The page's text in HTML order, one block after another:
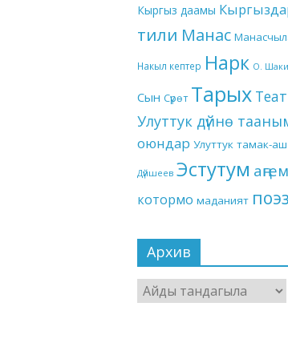
Кыргыз даамы
тили Манас
Накыл кептер Нарк О.
Сын Сүрөт Тарых
Улуттук дүйнө
оюндар Улуттук тамак-аш
Дүйшеев Эстутум
котормо маданият
Архив
Архив